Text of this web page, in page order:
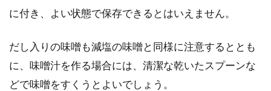
仕上げの醤油は薄口醤油で締めてみ
名前は薄口でも味は辛い、でおなじみの薄口醤
油。「関西でよく使われて、塩分が濃い目」と
に付き、よい状態で保存できるとはいえません。
だし入りの味噌も減塩の味噌と同様に注意するととも
に、味噌汁を作る場合には、清潔な乾いたスプーンな
どで味噌をすくうとよいでしょう。